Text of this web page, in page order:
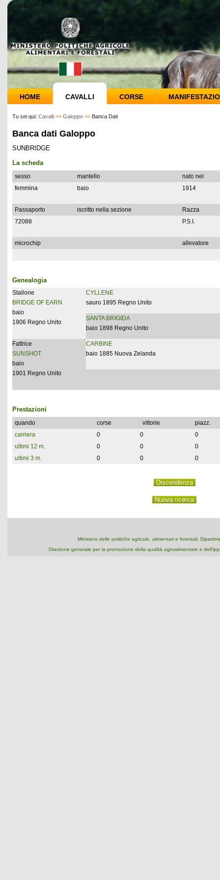
HOME CAVALLI CORSE
Tu sei qui: Cavalli >> Galoppo >> Banca Dati
Banca dati Galoppo
SUNBRIDGE
La scheda
sesso mantello
nato nel
femmina
baio 1914
Passaporto iscritto nella sezione
Razza
72088
P.S.I.
microchip allevatore
Genealogia
Stallone
BRIDGE OF EARN
baio
1906 Regno Unito
CYLLENE
sauro 1895 Regno Unito
SANTA BRIGIDA
baio 1898 Regno Unito
Fattrice
SUNSHOT
baio
1901 Regno Unito
CARBINE
baio 1885 Nuova Zelanda
Prestazioni
quando corse vittorie
piazz.
carriera
0 0
0
ultimi 12 m.
0 0
0
ultimi 3 m.
0 0 0
Ministero delle politiche agricole, alimentari e forestali,
Direzione generale per la promozione della qualità agroalimentare e